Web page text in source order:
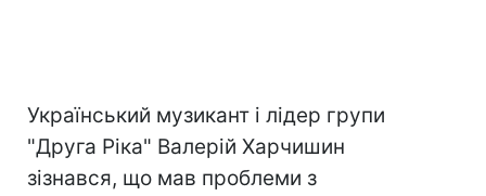
Український музикант і лідер групи
"Друга Ріка" Валерій Харчишин
зізнався, що мав проблеми з